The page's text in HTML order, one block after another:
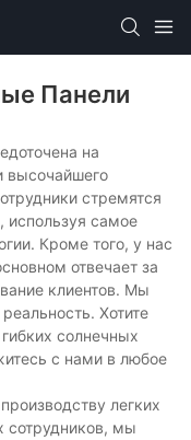
Панели
на
высочайшего
стремятся
используя самое
Кроме того, у нас
отвечает за
клиентов. Мы
Хотите
солнечных
с нами в любое
легких
сотрудников, мы